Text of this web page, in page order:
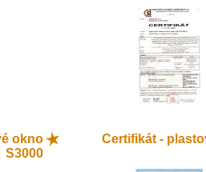
okno
S3000
Certifikát -